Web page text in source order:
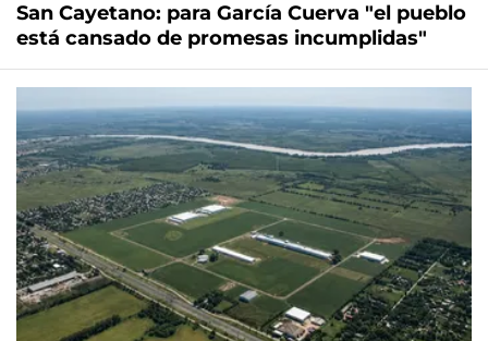
San Cayetano: para García Cuerva "el pueblo
está cansado de promesas incumplidas"